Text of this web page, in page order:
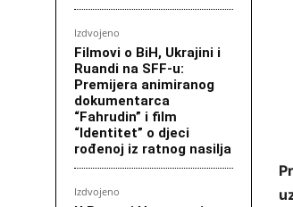
Izdvojeno
Filmovi o BiH, Ukrajini i
Ruandi na SFF-u:
Premijera animiranog
dokumentarca
“Fahrudin” i film
“Identitet” o djeci
rođenoj iz ratnog nasilja
Izdvojeno